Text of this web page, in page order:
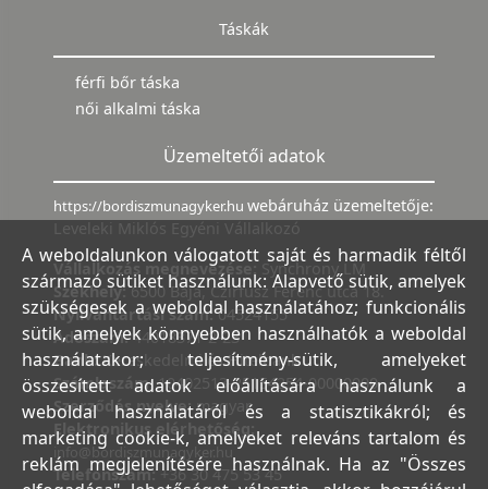
Táskák
férfi bőr táska
női alkalmi táska
Üzemeltetői adatok
https://bordiszmunagyker.hu webáruház üzemeltetője:
Leveleki Miklós Egyéni Vállalkozó
Vállalkozás megnevezése: Synchrony LM
Székhely:6500 Baja, Czirfusz Ferenc utca 18.
Nyilvántartási szám:04524155
Adószám:44018371-2-23
Bank:Kereskedelmi és Hitelbank
Számlaszám:10402513-25154254-00000000
Szerződés nyelve:magyar
Elektronikus elérhetőség:
info@bordiszmunagyker.hu
Telefonszám: +36 30 475 53 45
A weboldalunkon válogatott saját és harmadik féltől
származó sütiket használunk: Alapvető sütik, amelyek
szükségesek a weboldal használatához; funkcionális
sütik, amelyek könnyebben használhatók a weboldal
használatakor; teljesítmény-sütik, amelyeket
összesített adatok előállítására használunk a
weboldal használatáról és a statisztikákról; és
marketing cookie-k, amelyeket releváns tartalom és
reklám megjelenítésére használnak. Ha az "Összes